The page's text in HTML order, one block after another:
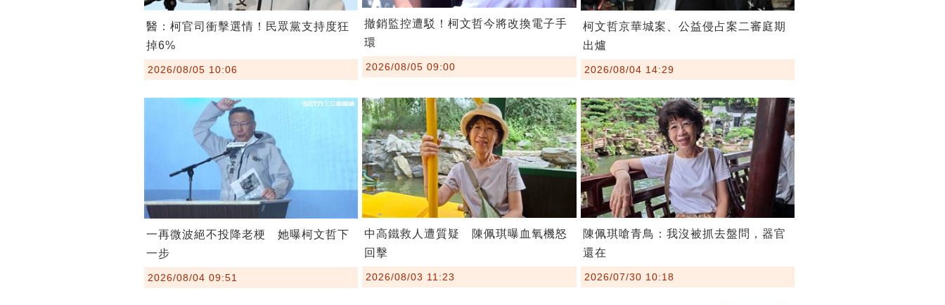
醫：柯官司衝擊選情！民眾黨支持度狂
掉6%
2026/08/05 10:06
撤銷監控遭駁！柯文哲今將改換電子手
環
2026/08/05 09:00
柯文哲京華城案、公益侵占案二審庭期
出爐
2026/08/04 14:29
一再微波絕不投降老梗 她曝柯文哲下
一步
2026/08/04 09:51
中高鐵救人遭質疑 陳佩琪曝血氧機怒
回擊
2026/08/03 11:23
陳佩琪嗆青鳥：我沒被抓去盤問，器官
還在
2026/07/30 10:18